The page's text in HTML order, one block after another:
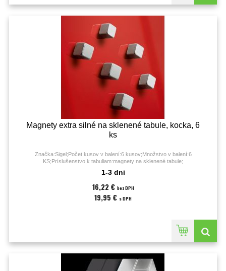
Magnety extra silné na sklenené tabule, kocka, 6
ks
Značka:Sigel;Počet kusov v balení:6 kusov;Množstvo v balení:6
KS;Príslušenstvo k tabuliam:magnety na sklenené tabule;
1-3 dni
16,22 € bez DPH
19,95 € s DPH